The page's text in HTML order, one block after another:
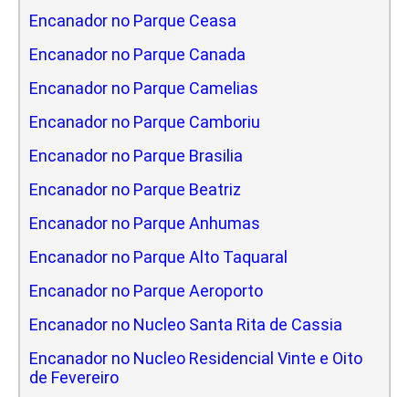
Encanador no Parque Ceasa
Encanador no Parque Canada
Encanador no Parque Camelias
Encanador no Parque Camboriu
Encanador no Parque Brasilia
Encanador no Parque Beatriz
Encanador no Parque Anhumas
Encanador no Parque Alto Taquaral
Encanador no Parque Aeroporto
Encanador no Nucleo Santa Rita de Cassia
Encanador no Nucleo Residencial Vinte e Oito
de Fevereiro